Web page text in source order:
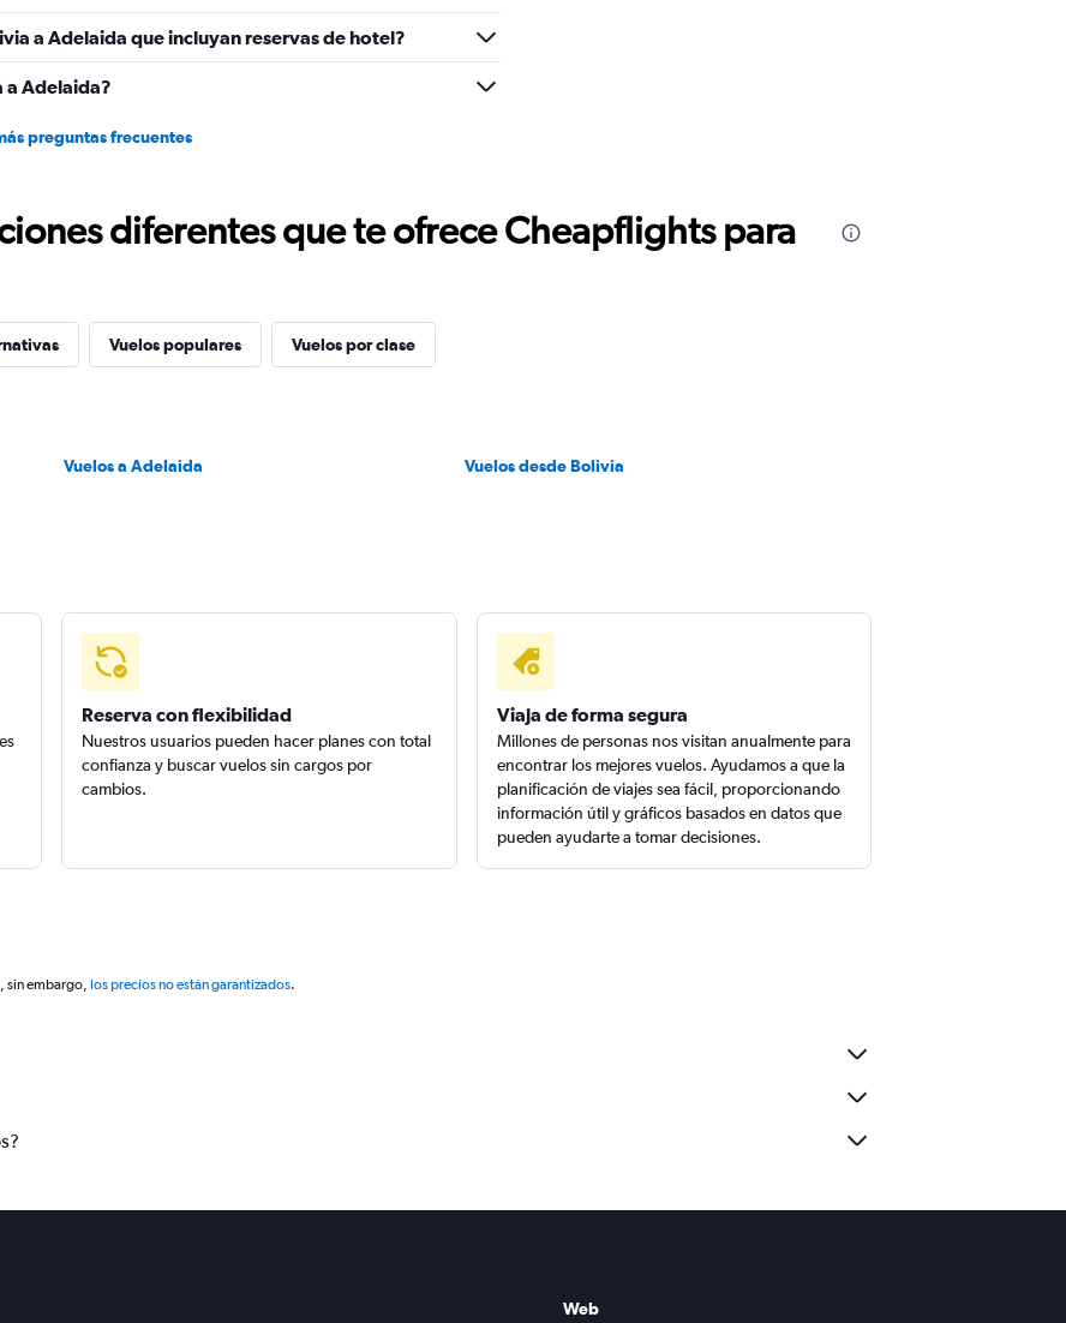
a Adelaida que incluyan reservas de hotel?
a Adelaida?
preguntas frecuentes
diferentes que te ofrece Cheapflights para
Vuelos populares Vuelos por clase
Vuelos a Adelaida
Vuelos desde Bolivia
Reserva con flexibilidad
Nuestros usuarios pueden hacer planes con total
confianza y buscar vuelos sin cargos por
cambios.
Viaja de forma segura
Millones de personas nos visitan anualmente para
encontrar los mejores vuelos. Ayudamos a que la
planificación de viajes sea fácil, proporcionando
información útil y gráficos basados en datos que
pueden ayudarte a tomar decisiones.
sin embargo, los precios no están garantizados.
Web